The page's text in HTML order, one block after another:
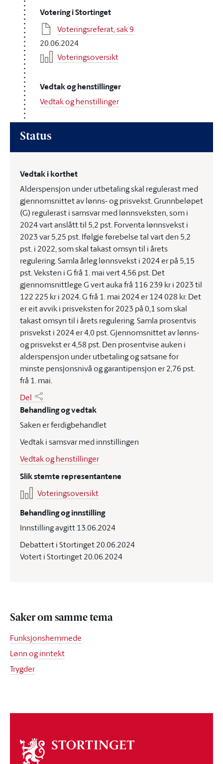
Votering i Stortinget
Voteringsreferat, sak 9
20.06.2024
Voteringsoversikt
Vedtak og henstillinger
Vedtak og henstillinger
Status
Vedtak i korthet
Alderspensjon under utbetaling skal regulerast med
gjennomsnittet av lønns- og prisvekst. Grunnbeløpet
(G) regulerast i samsvar med lønnsveksten, som i
2024 vart anslått til 5,2 pst. Forventa lønnsvekst i
2023 var 5,25 pst. Ifølgje førebelse tal vart den 5,2
pst. i 2022, som skal takast omsyn til i årets
regulering. Samla årleg lønnsvekst i 2024 er på 5,15
pst. Veksten i G frå 1. mai vert 4,56 pst. Det
gjennomsnittlege G vert auka frå 116 239 kr i 2023 til
122 225 kr i 2024. G frå 1. mai 2024 er 124 028 kr. Det
er eit avvik i prisveksten for 2023 på 0,1 som skal
takast omsyn til i årets regulering. Samla prosentvis
prisvekst i 2024 er 4,0 pst. Gjennomsnittet av lønns-
og prisvekst er 4,58 pst. Den prosentvise auken i
alderspensjon under utbetaling og satsane for
minste pensjonsnivå og garantipensjon er 2,76 pst.
frå 1. mai.
Del
Behandling og vedtak
Saken er ferdigbehandlet
Vedtak i samsvar med innstillingen
Vedtak og henstillinger
Slik stemte representantene
Voteringsoversikt
Behandling og innstilling
Innstilling avgitt 13.06.2024
Debattert i Stortinget 20.06.2024
Votert i Stortinget 20.06.2024
Saker om samme tema
Funksjonshemmede
Lønn og inntekt
Trygder
Om
stortinget